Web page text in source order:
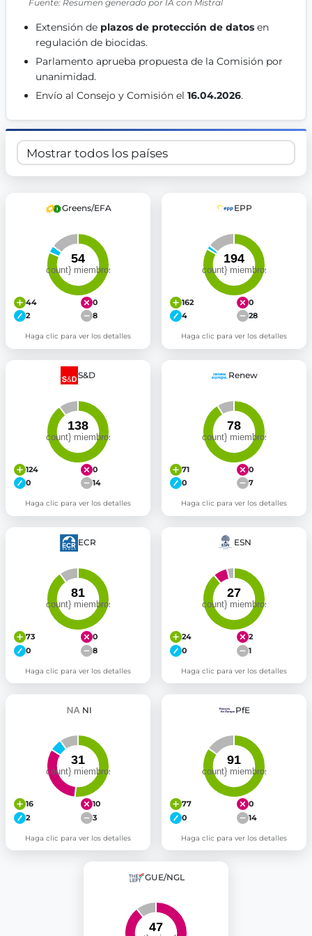
Get Involved
Become a member:Join us to advance digital democracy
Volunteer:
Contribute your skills in technology, design,
Support democracy:Help us strengthen accountability
Fuente: Resumen generado por IA con Mistral
Extensión de plazos de protección de datos en
regulación de biocidas.
Parlamento aprueba propuesta de la Comisión por
unanimidad.
Envío al Consejo y Comisión el 16.04.2026.
Greens/EFA
44
0
2
8
Haga clic para ver los detalles
EPP
162
0
4
28
Haga clic para ver los detalles
S&D
124
0
0
14
Haga clic para ver los detalles
Renew
71
0
0
7
Haga clic para ver los detalles
ECR
73
0
0
8
Haga clic para ver los detalles
ESN
24
2
0
1
Haga clic para ver los detalles
NI
16
10
2
3
Haga clic para ver los detalles
PfE
77
0
0
14
Haga clic para ver los detalles
GUE/NGL